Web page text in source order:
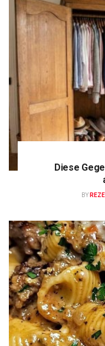
Diese
BY